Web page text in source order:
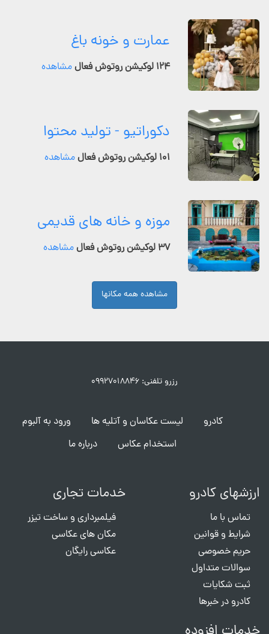
عمارت و خونه باغ
۱۲۴ لوکیشن روتوش فعال مشاهده
دکوراتیو - تولید محتوا
۱۰۱ لوکیشن روتوش فعال مشاهده
موزه و خانه های قدیمی
۳۷ لوکیشن روتوش فعال مشاهده
مشاهده همه مکانها
رزرو تلفنی: ۰۹۹۲۷۰۱۸۸۴۶
کادرو لیست عکاسان و آتلیه ها
ورود به آلبوم
استخدام عکاس
درباره ما
ارزشهای کادرو
تماس با ما
شرایط و قوانین
حریم خصوصی
سوالات متداول
ثبت شکایات
کادرو در خبرها
خدمات تجاری
فیلمبرداری و ساخت تیزر
مکان های عکاسی
عکاسی رایگان